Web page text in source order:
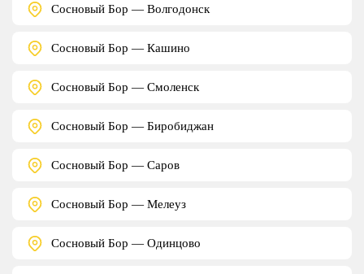
Сосновый Бор — Волгодонск
Сосновый Бор — Кашино
Сосновый Бор — Смоленск
Сосновый Бор — Биробиджан
Сосновый Бор — Саров
Сосновый Бор — Мелеуз
Сосновый Бор — Одинцово